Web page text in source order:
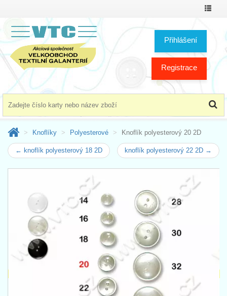
Přihlášení
Registrace
Knoflíky Polyesterové Knoflík polyesterový 20 2D
← knoflík polyesterový 18 2D knoflík polyesterový 22 2D →